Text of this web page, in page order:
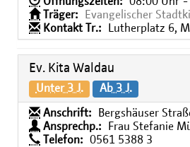
Träger:
Evangelischer
Kontakt Tr.:
Lutherplatz 6,
Ev. Kita Waldau
Unter 3 J. Ab 3 J.
Anschrift:
Bergshäuser
Ansprechp.:
Frau Stefanie
Telefon:
0561 5388 3